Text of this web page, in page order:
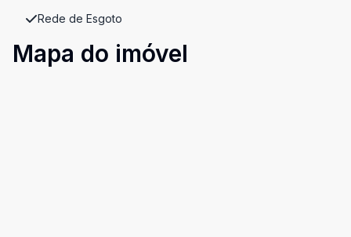
Rede de Esgoto
Mapa do imóvel